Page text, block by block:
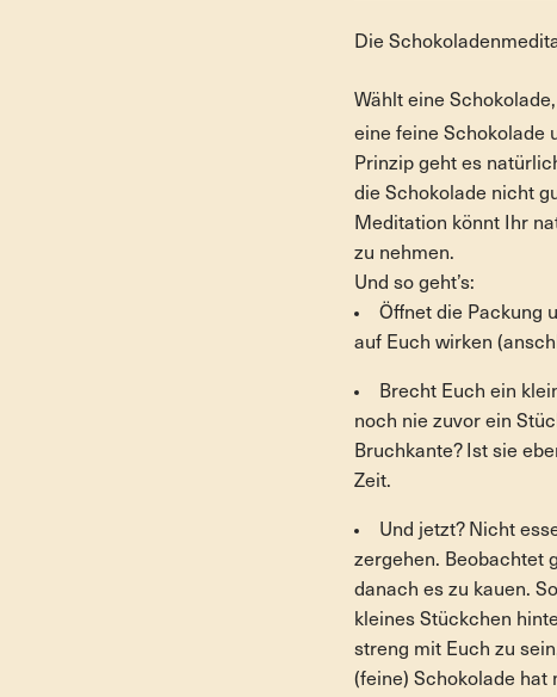
Die
Wählt eine
eine feine Schokolade
Prinzip geht es
die Schokolade nicht
Meditation könnt Ihr
zu nehmen.
Und so geht’s:
Öffnet die Packung
auf Euch wirken
Brecht Euch ein
noch nie zuvor ein
Bruchkante? Ist sie
Zeit.
Und jetzt? Nicht
zergehen. Beobachtet
danach es zu kauen.
kleines Stückchen
streng mit Euch zu
(feine) Schokolade hat